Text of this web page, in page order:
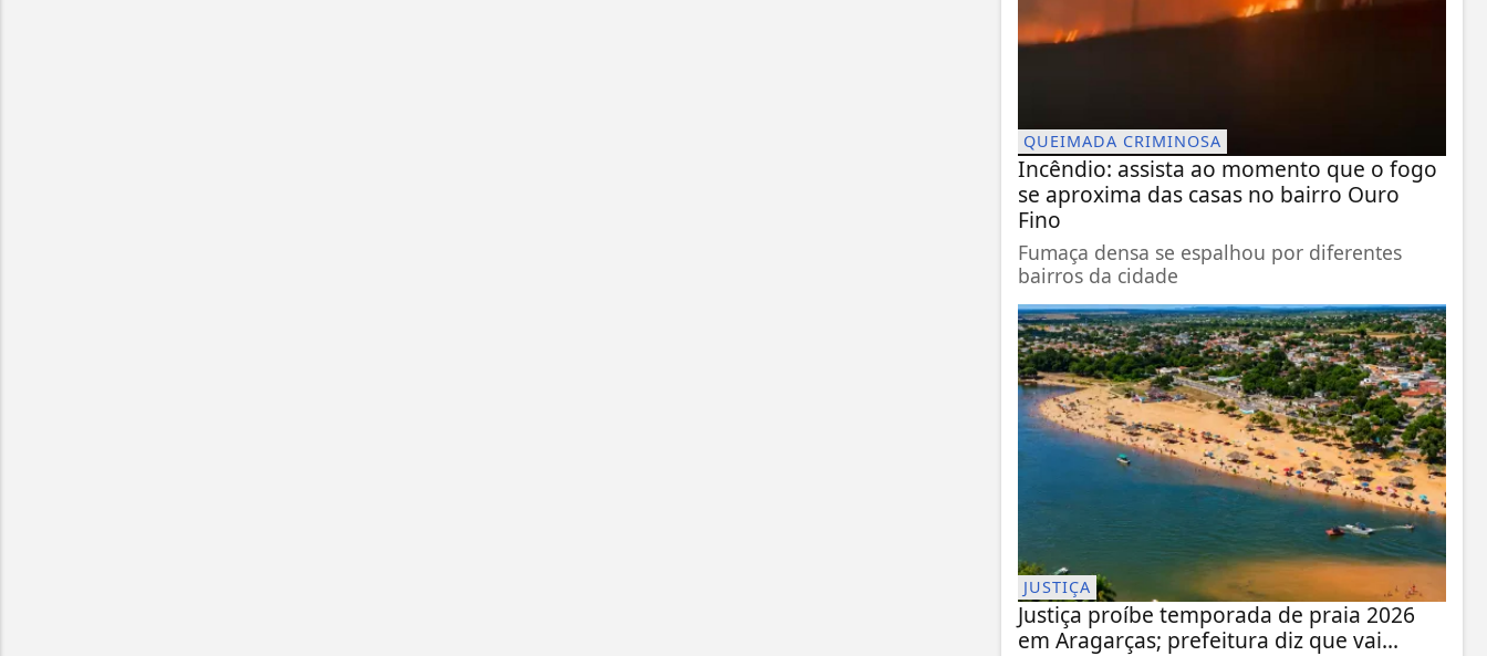
QUEIMADA CRIMINOSA
Incêndio: assista ao momento que o fogo
se aproxima das casas no bairro Ouro
Fino
Fumaça densa se espalhou por diferentes
bairros da cidade
JUSTIÇA
Justiça proíbe temporada de praia 2026
em Aragarças; prefeitura diz que vai...